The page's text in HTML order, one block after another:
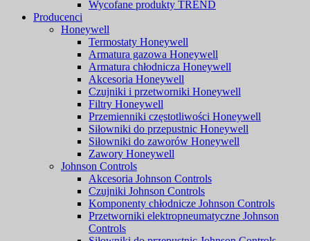
Wycofane produkty TREND
Producenci
Honeywell
Termostaty Honeywell
Armatura gazowa Honeywell
Armatura chłodnicza Honeywell
Akcesoria Honeywell
Czujniki i przetworniki Honeywell
Filtry Honeywell
Przemienniki częstotliwości Honeywell
Siłowniki do przepustnic Honeywell
Siłowniki do zaworów Honeywell
Zawory Honeywell
Johnson Controls
Akcesoria Johnson Controls
Czujniki Johnson Controls
Komponenty chłodnicze Johnson Controls
Przetworniki elektropneumatyczne Johnson
Controls